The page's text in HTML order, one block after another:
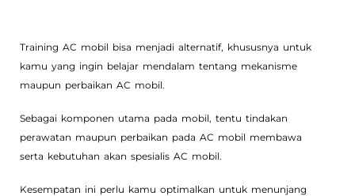
Training AC mobil bisa menjadi alternatif, khususnya untuk
kamu yang ingin belajar mendalam tentang mekanisme
maupun perbaikan AC mobil.
Sebagai komponen utama pada mobil, tentu tindakan
perawatan maupun perbaikan pada AC mobil membawa
serta kebutuhan akan spesialis AC mobil.
Kesempatan ini perlu kamu optimalkan untuk menunjang